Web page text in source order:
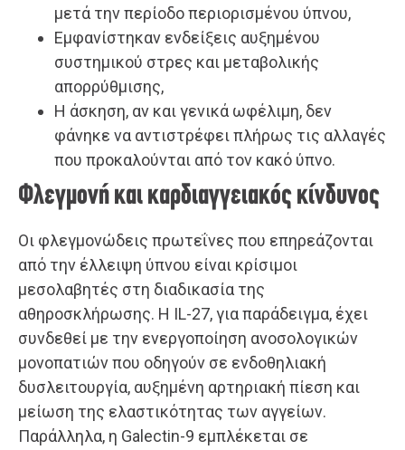
μετά την περίοδο περιορισμένου ύπνου,
Εμφανίστηκαν ενδείξεις αυξημένου
συστημικού στρες και μεταβολικής
απορρύθμισης,
Η άσκηση, αν και γενικά ωφέλιμη, δεν
φάνηκε να αντιστρέφει πλήρως τις αλλαγές
που προκαλούνται από τον κακό ύπνο.
Φλεγμονή και καρδιαγγειακός κίνδυνος
Οι φλεγμονώδεις πρωτεΐνες που επηρεάζονται
από την έλλειψη ύπνου είναι κρίσιμοι
μεσολαβητές στη διαδικασία της
αθηροσκλήρωσης. Η IL-27, για παράδειγμα, έχει
συνδεθεί με την ενεργοποίηση ανοσολογικών
μονοπατιών που οδηγούν σε ενδοθηλιακή
δυσλειτουργία, αυξημένη αρτηριακή πίεση και
μείωση της ελαστικότητας των αγγείων.
Παράλληλα, η Galectin-9 εμπλέκεται σε